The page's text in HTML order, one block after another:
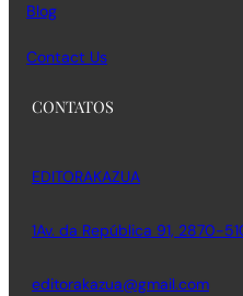
Blog
Contact Us
CONTATOS
EDITORAKAZUA
1Av. da República 91, 2870-
editorakazua@gmail.com